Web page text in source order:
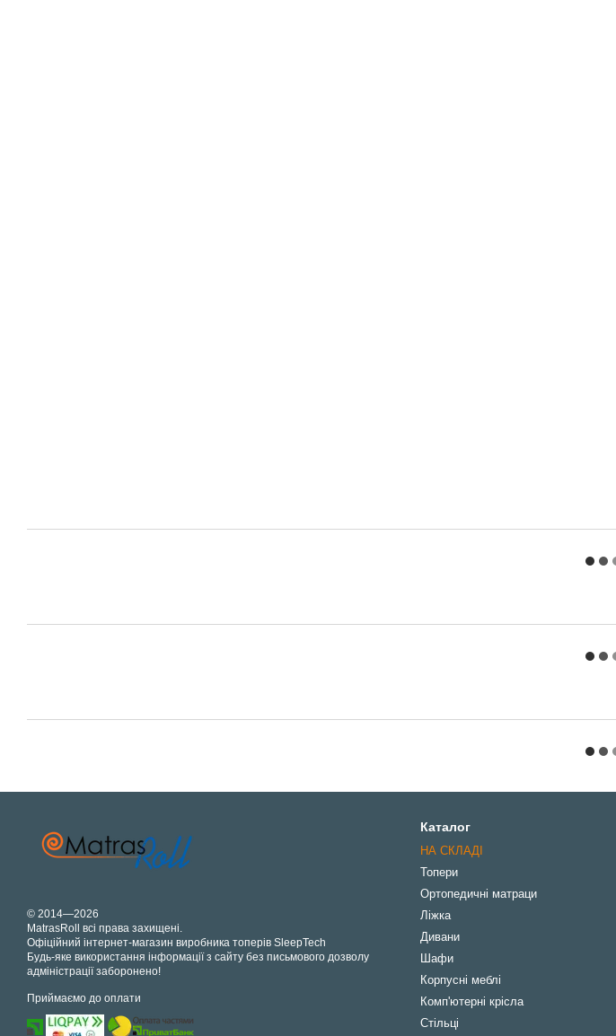
© 2014—2026
MatrasRoll всі права захищені.
Офіційний інтернет-магазин виробника топерів SleepTech
Будь-яке використання інформації з сайту без письмового дозволу
адміністрації заборонено!
Приймаємо до оплати
Каталог
НА СКЛАДІ
Топери
Ортопедичні матраци
Ліжка
Дивани
Шафи
Корпусні меблі
Комп'ютерні крісла
Стільці